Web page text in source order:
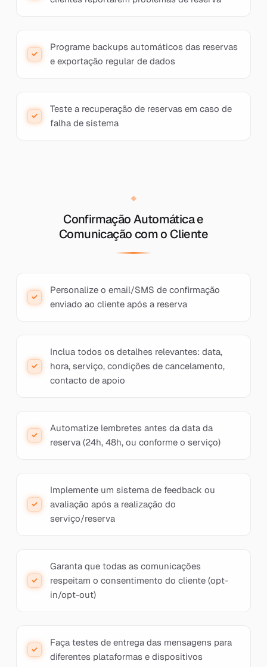
Programe backups automáticos das reservas
e exportação regular de dados
Teste a recuperação de reservas em caso de
falha de sistema
Confirmação Automática e
Comunicação com o Cliente
Personalize o email/SMS de confirmação
enviado ao cliente após a reserva
Inclua todos os detalhes relevantes: data,
hora, serviço, condições de cancelamento,
contacto de apoio
Automatize lembretes antes da data da
reserva (24h, 48h, ou conforme o serviço)
Implemente um sistema de feedback ou
avaliação após a realização do
serviço/reserva
Garanta que todas as comunicações
respeitam o consentimento do cliente (opt-
in/opt-out)
Faça testes de entrega das mensagens para
diferentes plataformas e dispositivos